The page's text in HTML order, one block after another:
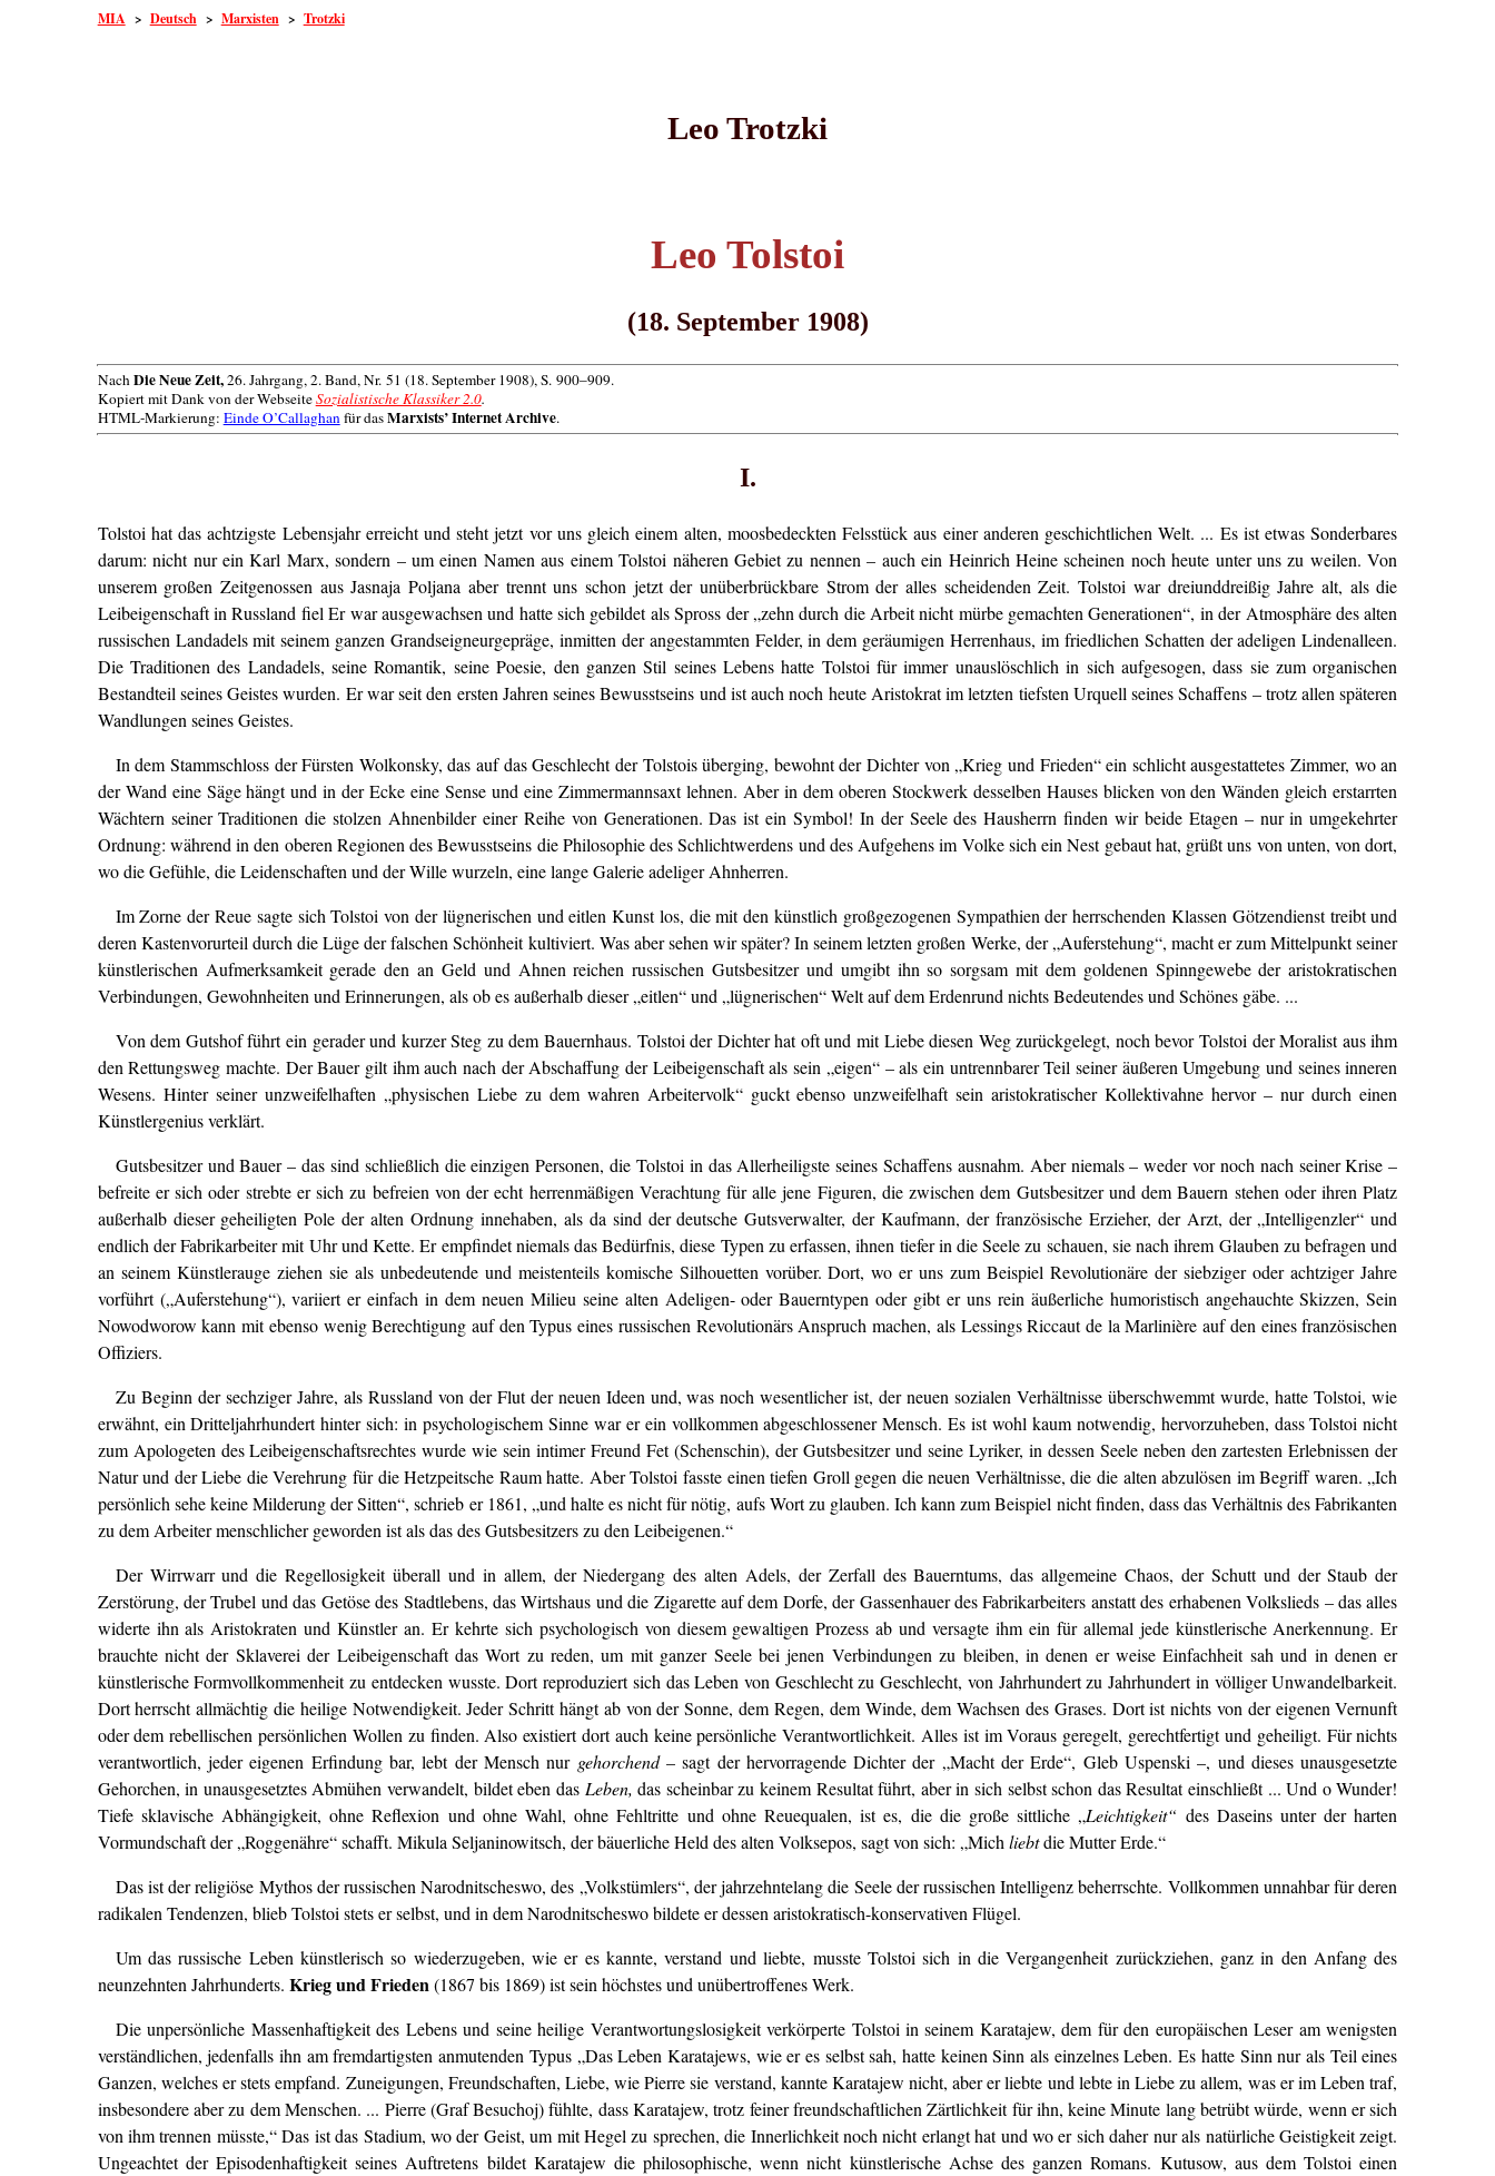
MIA > Deutsch> Marxisten> Trotzki
Leo Trotzki
Leo Tolstoi
(18. September 1908)
NachDie Neue Zeit,26. Jahrgang, 2. Band, Nr. 51 (18. September 1908), S. 900–909.
Kopiert mit Dank von der WebseiteSozialistische Klassiker 2.0.
HTML-Markierung: Einde O’Callaghanfür dasMarxists’ Internet Archive.
I.
Tolstoi hat das achtzigste Lebensjahr erreicht und steht jetzt vor uns gleich einem alten, moosbedeckten Felsstück aus einer anderen geschichtlichen Welt. ... Es ist etwas Sonderbares
darum: nicht nur ein Karl Marx, sondern – um einen Namen aus einem Tolstoi näheren Gebiet zu nennen – auch ein Heinrich Heine scheinen noch heute unter uns zu weilen. Von
unserem großen Zeitgenossen aus Jasnaja Poljana aber trennt uns schon jetzt der unüberbrückbare Strom der alles scheidenden Zeit. Tolstoi war dreiunddreißig Jahre alt, als die
Leibeigenschaft in Russland fiel Er war ausgewachsen und hatte sich gebildet als Spross der „zehn durch die Arbeit nicht mürbe gemachten Generationen“, in der Atmosphäre des alten
russischen Landadels mit seinem ganzen Grandseigneurgepräge, inmitten der angestammten Felder, in dem geräumigen Herrenhaus, im friedlichen Schatten der adeligen Lindenalleen.
Die Traditionen des Landadels, seine Romantik, seine Poesie, den ganzen Stil seines Lebens hatte Tolstoi für immer unauslöschlich in sich aufgesogen, dass sie zum organischen
Bestandteil seines Geistes wurden. Er war seit den ersten Jahren seines Bewusstseins und ist auch noch heute Aristokrat im letzten tiefsten Urquell seines Schaffens – trotz allen späteren
Wandlungen seines Geistes.
In dem Stammschloss der Fürsten Wolkonsky, das auf das Geschlecht der Tolstois überging, bewohnt der Dichter von „Krieg und Frieden“ ein schlicht ausgestattetes Zimmer, wo an
der Wand eine Säge hängt und in der Ecke eine Sense und eine Zimmermannsaxt lehnen. Aber in dem oberen Stockwerk desselben Hauses blicken von den Wänden gleich erstarrten
Wächtern seiner Traditionen die stolzen Ahnenbilder einer Reihe von Generationen. Das ist ein Symbol! In der Seele des Hausherrn finden wir beide Etagen – nur in umgekehrter
Ordnung: während in den oberen Regionen des Bewusstseins die Philosophie des Schlichtwerdens und des Aufgehens im Volke sich ein Nest gebaut hat, grüßt uns von unten, von dort,
wo die Gefühle, die Leidenschaften und der Wille wurzeln, eine lange Galerie adeliger Ahnherren.
Im Zorne der Reue sagte sich Tolstoi von der lügnerischen und eitlen Kunst los, die mit den künstlich großgezogenen Sympathien der herrschenden Klassen Götzendienst treibt und
deren Kastenvorurteil durch die Lüge der falschen Schönheit kultiviert. Was aber sehen wir später? In seinem letzten großen Werke, der „Auferstehung“, macht er zum Mittelpunkt seiner
künstlerischen Aufmerksamkeit gerade den an Geld und Ahnen reichen russischen Gutsbesitzer und umgibt ihn so sorgsam mit dem goldenen Spinngewebe der aristokratischen
Verbindungen, Gewohnheiten und Erinnerungen, als ob es außerhalb dieser „eitlen“ und „lügnerischen“ Welt auf dem Erdenrund nichts Bedeutendes und Schönes gäbe. ...
Von dem Gutshof führt ein gerader und kurzer Steg zu dem Bauernhaus. Tolstoi der Dichter hat oft und mit Liebe diesen Weg zurückgelegt, noch bevor Tolstoi der Moralist aus ihm
den Rettungsweg machte. Der Bauer gilt ihm auch nach der Abschaffung der Leibeigenschaft als sein „eigen“ – als ein untrennbarer Teil seiner äußeren Umgebung und seines inneren
Wesens. Hinter seiner unzweifelhaften „physischen Liebe zu dem wahren Arbeitervolk“ guckt ebenso unzweifelhaft sein aristokratischer Kollektivahne hervor – nur durch einen
Künstlergenius verklärt.
Gutsbesitzer und Bauer – das sind schließlich die einzigen Personen, die Tolstoi in das Allerheiligste seines Schaffens ausnahm. Aber niemals – weder vor noch nach seiner Krise –
befreite er sich oder strebte er sich zu befreien von der echt herrenmäßigen Verachtung für alle jene Figuren, die zwischen dem Gutsbesitzer und dem Bauern stehen oder ihren Platz
außerhalb dieser geheiligten Pole der alten Ordnung innehaben, als da sind der deutsche Gutsverwalter, der Kaufmann, der französische Erzieher, der Arzt, der „Intelligenzler“ und
endlich der Fabrikarbeiter mit Uhr und Kette. Er empfindet niemals das Bedürfnis, diese Typen zu erfassen, ihnen tiefer in die Seele zu schauen, sie nach ihrem Glauben zu befragen und
an seinem Künstlerauge ziehen sie als unbedeutende und meistenteils komische Silhouetten vorüber. Dort, wo er uns zum Beispiel Revolutionäre der siebziger oder achtziger Jahre
vorführt („Auferstehung“), variiert er einfach in dem neuen Milieu seine alten Adeligen- oder Bauerntypen oder gibt er uns rein äußerliche humoristisch angehauchte Skizzen, Sein
Nowodworow kann mit ebenso wenig Berechtigung auf den Typus eines russischen Revolutionärs Anspruch machen, als Lessings Riccaut de la Marlinière auf den eines französischen
Offiziers.
Zu Beginn der sechziger Jahre, als Russland von der Flut der neuen Ideen und, was noch wesentlicher ist, der neuen sozialen Verhältnisse überschwemmt wurde, hatte Tolstoi, wie
erwähnt, ein Dritteljahrhundert hinter sich: in psychologischem Sinne war er ein vollkommen abgeschlossener Mensch. Es ist wohl kaum notwendig, hervorzuheben, dass Tolstoi nicht
zum Apologeten des Leibeigenschaftsrechtes wurde wie sein intimer Freund Fet (Schenschin), der Gutsbesitzer und seine Lyriker, in dessen Seele neben den zartesten Erlebnissen der
Natur und der Liebe die Verehrung für die Hetzpeitsche Raum hatte. Aber Tolstoi fasste einen tiefen Groll gegen die neuen Verhältnisse, die die alten abzulösen im Begriff waren. „Ich
persönlich sehe keine Milderung der Sitten“, schrieb er 1861, „und halte es nicht für nötig, aufs Wort zu glauben. Ich kann zum Beispiel nicht finden, dass das Verhältnis des Fabrikanten
zu dem Arbeiter menschlicher geworden ist als das des Gutsbesitzers zu den Leibeigenen.“
Der Wirrwarr und die Regellosigkeit überall und in allem, der Niedergang des alten Adels, der Zerfall des Bauerntums, das allgemeine Chaos, der Schutt und der Staub der
Zerstörung, der Trubel und das Getöse des Stadtlebens, das Wirtshaus und die Zigarette auf dem Dorfe, der Gassenhauer des Fabrikarbeiters anstatt des erhabenen Volkslieds – das alles
widerte ihn als Aristokraten und Künstler an. Er kehrte sich psychologisch von diesem gewaltigen Prozess ab und versagte ihm ein für allemal jede künstlerische Anerkennung. Er
brauchte nicht der Sklaverei der Leibeigenschaft das Wort zu reden, um mit ganzer Seele bei jenen Verbindungen zu bleiben, in denen er weise Einfachheit sah und in denen er
künstlerische Formvollkommenheit zu entdecken wusste. Dort reproduziert sich das Leben von Geschlecht zu Geschlecht, von Jahrhundert zu Jahrhundert in völliger Unwandelbarkeit.
Dort herrscht allmächtig die heilige Notwendigkeit. Jeder Schritt hängt ab von der Sonne, dem Regen, dem Winde, dem Wachsen des Grases. Dort ist nichts von der eigenen Vernunft
oder dem rebellischen persönlichen Wollen zu finden. Also existiert dort auch keine persönliche Verantwortlichkeit. Alles ist im Voraus geregelt, gerechtfertigt und geheiligt. Für nichts
verantwortlich, jeder eigenen Erfindung bar, lebt der Mensch nur gehorchend– sagt der hervorragende Dichter der „Macht der Erde“, Gleb Uspenski –, und dieses unausgesetzte
Gehorchen, in unausgesetztes Abmühen verwandelt, bildet eben das Leben, das scheinbar zu keinem Resultat führt, aber in sich selbst schon das Resultat einschließt ... Und o Wunder!
Tiefe sklavische Abhängigkeit, ohne Reflexion und ohne Wahl, ohne Fehltritte und ohne Reuequalen, ist es, die die große sittliche „Leichtigkeit“ des Daseins unter der harten
Vormundschaft der „Roggenähre“ schafft. Mikula Seljaninowitsch, der bäuerliche Held des alten Volksepos, sagt von sich: „Michliebtdie Mutter Erde.“
Das ist der religiöse Mythos der russischen Narodnitscheswo, des „Volkstümlers“, der jahrzehntelang die Seele der russischen Intelligenz beherrschte. Vollkommen unnahbar für deren
radikalen Tendenzen, blieb Tolstoi stets er selbst, und in dem Narodnitscheswo bildete er dessen aristokratisch-konservativen Flügel.
Um das russische Leben künstlerisch so wiederzugeben, wie er es kannte, verstand und liebte, musste Tolstoi sich in die Vergangenheit zurückziehen, ganz in den Anfang des
neunzehnten Jahrhunderts. Krieg und Frieden(1867 bis 1869) ist sein höchstes und unübertroffenes Werk.
Die unpersönliche Massenhaftigkeit des Lebens und seine heilige Verantwortungslosigkeit verkörperte Tolstoi in seinem Karatajew, dem für den europäischen Leser am wenigsten
verständlichen, jedenfalls ihn am fremdartigsten anmutenden Typus „Das Leben Karatajews, wie er es selbst sah, hatte keinen Sinn als einzelnes Leben. Es hatte Sinn nur als Teil eines
Ganzen, welches er stets empfand. Zuneigungen, Freundschaften, Liebe, wie Pierre sie verstand, kannte Karatajew nicht, aber er liebte und lebte in Liebe zu allem, was er im Leben traf,
insbesondere aber zu dem Menschen. ... Pierre (Graf Besuchoj) fühlte, dass Karatajew, trotz feiner freundschaftlichen Zärtlichkeit für ihn, keine Minute lang betrübt würde, wenn er sich
von ihm trennen müsste,“ Das ist das Stadium, wo der Geist, um mit Hegel zu sprechen, die Innerlichkeit noch nicht erlangt hat und wo er sich daher nur als natürliche Geistigkeit zeigt.
Ungeachtet der Episodenhaftigkeit seines Auftretens bildet Karatajew die philosophische, wenn nicht künstlerische Achse des ganzen Romans. Kutusow, aus dem Tolstoi einen